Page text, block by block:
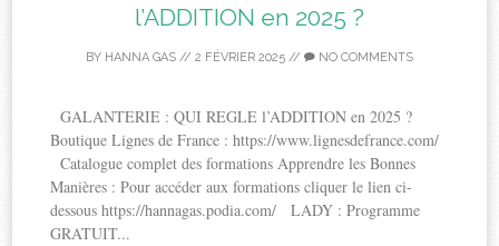
l’ADDITION en 2025 ?
BY HANNA GAS // 2 FÉVRIER 2025 // NO COMMENTS
GALANTERIE : QUI REGLE l’ADDITION en 2025 ?
Boutique Lignes de France : https://www.lignesdefrance.com/
Catalogue complet des formations Apprendre les Bonnes
Manières : Pour accéder aux formations cliquer le lien ci-
dessous https://hannagas.podia.com/ LADY : Programme
GRATUIT...